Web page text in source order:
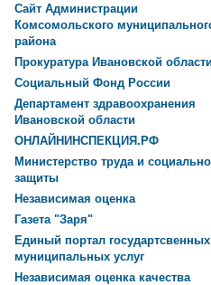
Сайт Администрации
Комсомольского
района
Прокуратура Ивановской
Социальный Фонд России
Департамент здравоохранения
Ивановской области
ОНЛАЙНИНСПЕКЦИЯ.РФ
Министерство труда и
защиты
Независимая оценка
Газета "Заря"
Единый портал
муниципальных услуг
Независимая оценка качества